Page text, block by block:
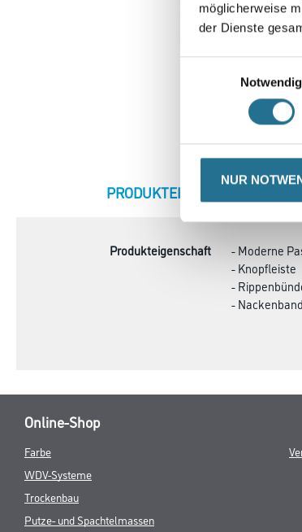
möglicherweise
der Dienste
Notwendig
NUR
CURRENT
PRODUKTEIGENSCHAFTEN
Produkteigenschaft
- Moderne
- Knopfleiste
-
- Nackenband
Online-Shop
Farbe
WDV-Systeme
Trockenbau
Putze- und Spachtelmassen